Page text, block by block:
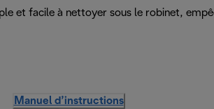
et facile à nettoyer sous le robinet,
Manuel d’instructions